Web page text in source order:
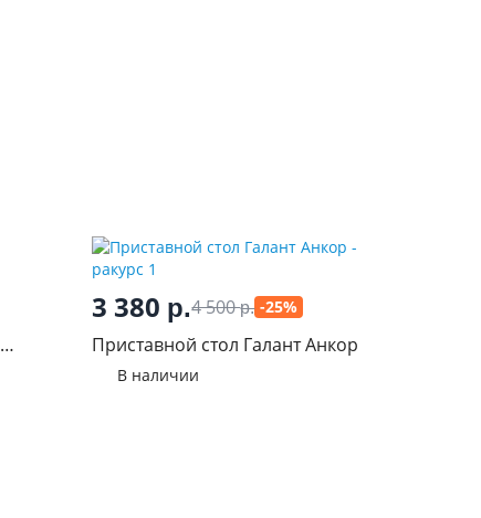
3 380 р.4 500р. -25%
Приставной стол Галант Анкор
В наличии